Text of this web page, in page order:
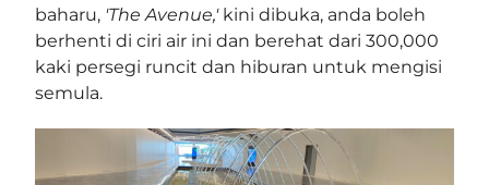
baharu, 'The Avenue,'kini dibuka, anda boleh
berhenti di ciri air ini dan berehat dari 300,000
kaki persegi runcit dan hiburan untuk mengisi
semula.